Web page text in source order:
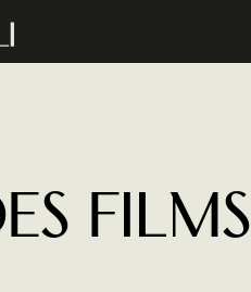
films